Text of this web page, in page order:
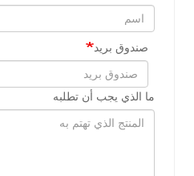
صندوق بريد
ما الذي يجب أن تطلبه